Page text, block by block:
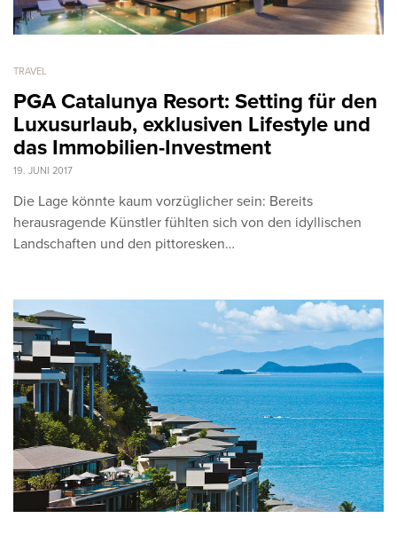
TRAVEL
PGA Catalunya Resort: Setting für den
Luxusurlaub, exklusiven Lifestyle und
das Immobilien-Investment
19. JUNI 2017
Die Lage könnte kaum vorzüglicher sein: Bereits
herausragende Künstler fühlten sich von den idyllischen
Landschaften und den pittoresken…